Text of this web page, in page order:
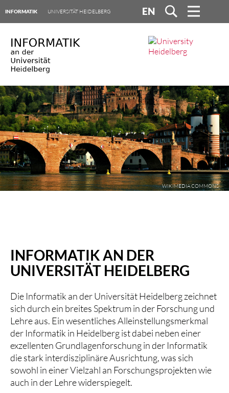
INFORMATIK UNIVERSITÄT HEIDELBERG EN
WIKIMEDIA COMMONS
INFORMATIK AN DER
UNIVERSITÄT HEIDELBERG
Die Informatik an der Universität Heidelberg zeichnet
sich durch ein breites Spektrum in der Forschung und
Lehre aus. Ein wesentliches Alleinstellungsmerkmal
der Informatik in Heidelberg ist dabei neben einer
exzellenten Grundlagenforschung in der Informatik
die stark interdisziplinäre Ausrichtung, was sich
sowohl in einer Vielzahl an Forschungsprojekten wie
auch in der Lehre widerspiegelt.